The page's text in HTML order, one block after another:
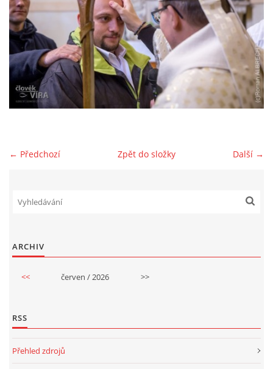
KONTAKT
KOSTELY CHODOVSKÉ FARNOSTI
FOTOALBUM
← Předchozí Další →
Zpět do složky
ARCHIV
<< červen / 2026 >>
RSS
Přehled zdrojů